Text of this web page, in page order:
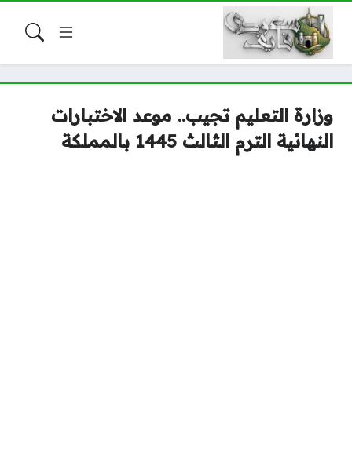
وزارة التعليم تجيب.. موعد الاختبارات
النهائية الترم الثالث 1445 بالمملكة